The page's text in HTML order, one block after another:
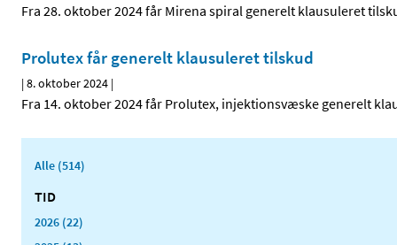
Fra 28. oktober 2024 får Mirena spiral generelt klausuleret
Prolutex får generelt klausuleret tilskud
|8. oktober 2024 |
Fra 14. oktober 2024 får Prolutex, injektionsvæske generelt
Alle (514)
TID
2026 (22)